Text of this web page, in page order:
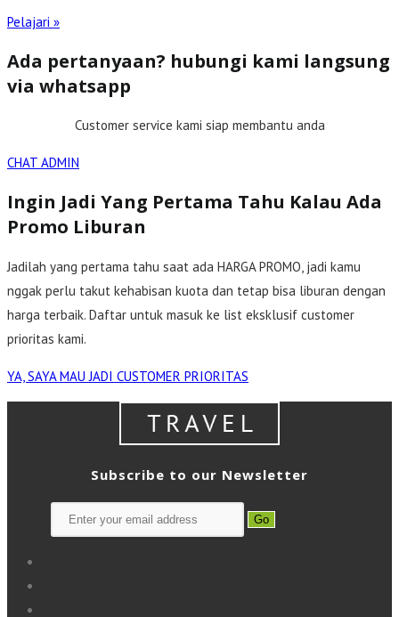
Pelajari »
Ada pertanyaan? hubungi kami langsung
via whatsapp
Customer service kami siap membantu anda
CHAT ADMIN
Ingin Jadi Yang Pertama Tahu Kalau Ada
Promo Liburan
Jadilah yang pertama tahu saat ada HARGA PROMO, jadi kamu
nggak perlu takut kehabisan kuota dan tetap bisa liburan dengan
harga terbaik. Daftar untuk masuk ke list eksklusif customer
prioritas kami.
YA, SAYA MAU JADI CUSTOMER PRIORITAS
Subscribe to our Newsletter
Go